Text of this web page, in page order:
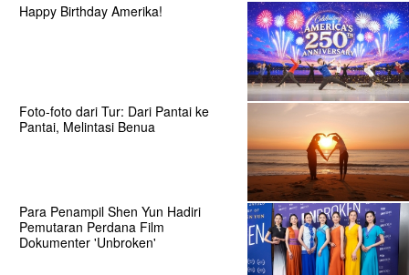
Happy Birthday Amerika!
Foto-foto dari Tur: Dari Pantai ke
Pantai, Melintasi Benua
Para Penampil Shen Yun Hadiri
Pemutaran Perdana Film
Dokumenter 'Unbroken'